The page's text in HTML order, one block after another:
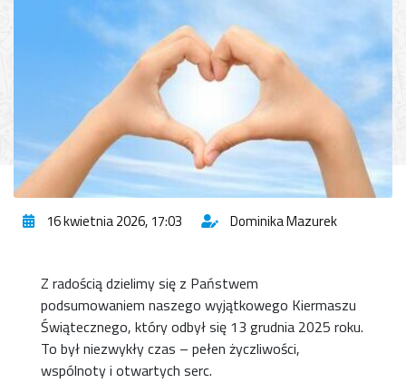
16 kwietnia 2026, 17:03 Dominika Mazurek
Z radością dzielimy się z Państwem
podsumowaniem naszego wyjątkowego Kiermaszu
Świątecznego, który odbył się 13 grudnia 2025 roku.
To był niezwykły czas – pełen życzliwości,
wspólnoty i otwartych serc.